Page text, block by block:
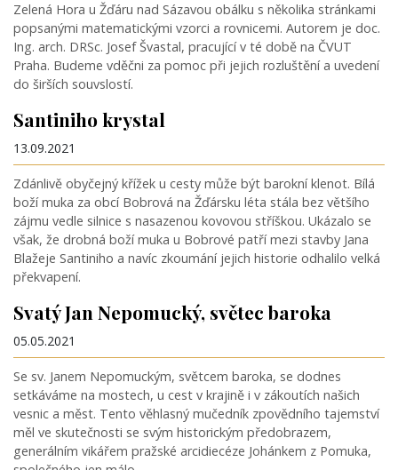
Zelená Hora u Žďáru nad Sázavou obálku s několika stránkami
popsanými matematickými vzorci a rovnicemi. Autorem je doc.
Ing. arch. DRSc. Josef Švastal, pracující v té době na ČVUT
Praha. Budeme vděčni za pomoc při jejich rozluštění a uvedení
do širších souvslostí.
Santiniho krystal
13.09.2021
Zdánlivě obyčejný křížek u cesty může být barokní klenot. Bílá
boží muka za obcí Bobrová na Žďársku léta stála bez většího
zájmu vedle silnice s nasazenou kovovou stříškou. Ukázalo se
však, že drobná boží muka u Bobrové patří mezi stavby Jana
Blažeje Santiniho a navíc zkoumání jejich historie odhalilo velká
překvapení.
Svatý Jan Nepomucký, světec baroka
05.05.2021
Se sv. Janem Nepomuckým, světcem baroka, se dodnes
setkáváme na mostech, u cest v krajině i v zákoutích našich
vesnic a měst. Tento věhlasný mučedník zpovědního tajemství
měl ve skutečnosti se svým historickým předobrazem,
generálním vikářem pražské arcidiecéze Johánkem z Pomuka,